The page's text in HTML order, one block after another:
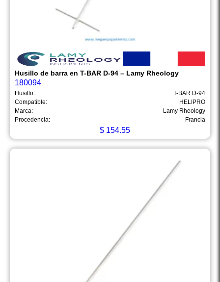
Husillo de barra en T-BAR D-94 – Lamy Rheology
180094
Husillo:
T-BAR D-94
Compatible:
HELIPRO
Marca:
Lamy Rheology
Procedencia:
Francia
$ 154.55